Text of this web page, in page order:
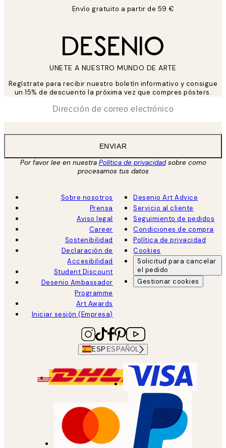
Envío gratuito a partir de 59 €
UNETE A NUESTRO MUNDO DE ARTE
Regístrate para recibir nuestro boletín informativo y consigue
un 15% de descuento la próxima vez que compres pósters.
ENVIAR
Por favor lee en nuestra Política de privacidadsobre como
procesamos tus datos
Sobre nosotros
Prensa
Aviso legal
Career
Sostenibilidad
Declaración de
Accesibilidad
Student Discount
Desenio Ambassador
Programme
Art Awards
Iniciar sesión (Empresa)
Desenio Art Advice
Servicio al cliente
Seguimiento de pedidos
Condiciones de compra
Política de privacidad
Cookies
Solicitud para cancelar
el pedido
Gestionar cookies
ESP ESPAÑOL